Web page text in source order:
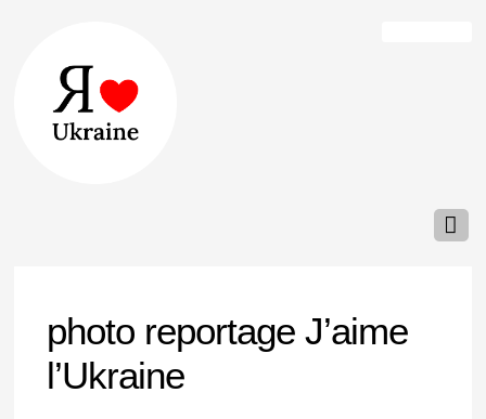
photo reportage J’aime
l’Ukraine